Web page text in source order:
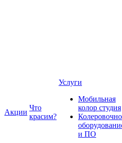
Акции
Что
красим?
Услуги
Мобильная
колор студия
и ПО